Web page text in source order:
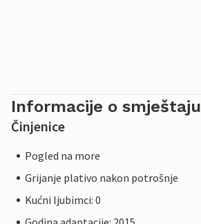
Informacije o smještaju
Činjenice
Pogled na more
Grijanje plativo nakon potrošnje
Kućni ljubimci: 0